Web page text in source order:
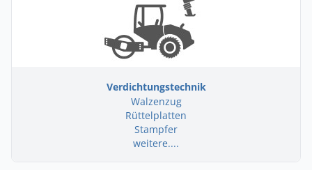
Verdichtungstechnik
Walzenzug
Rüttelplatten
Stampfer
weitere....